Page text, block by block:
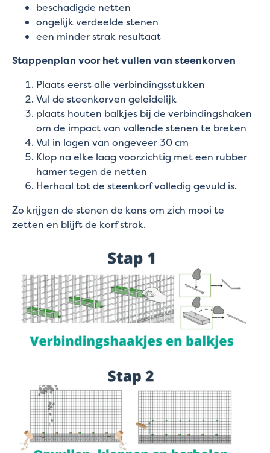
beschadigde netten
ongelijk verdeelde stenen
een minder strak resultaat
Stappenplan voor het vullen van steenkorven
Plaats eerst alle verbindingsstukken
Vul de steenkorven geleidelijk
plaats houten balkjes bij de verbindingshaken
om de impact van vallende stenen te breken
Vul in lagen van ongeveer 30 cm
Klop na elke laag voorzichtig met een rubber
hamer tegen de netten
Herhaal tot de steenkorf volledig gevuld is.
Zo krijgen de stenen de kans om zich mooi te
zetten en blijft de korf strak.